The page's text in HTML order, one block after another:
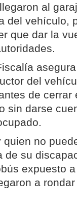
al
del vehículo,
que dar la
del
de cerrar
sin darse
quien no
de su
expuesto
a